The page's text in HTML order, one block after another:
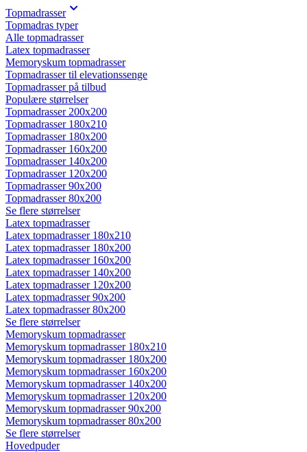
Topmadrasser
Topmadras typer
Alle topmadrasser
Latex topmadrasser
Memoryskum topmadrasser
Topmadrasser til elevationssenge
Topmadrasser på tilbud
Populære størrelser
Topmadrasser 200x200
Topmadrasser 180x210
Topmadrasser 180x200
Topmadrasser 160x200
Topmadrasser 140x200
Topmadrasser 120x200
Topmadrasser 90x200
Topmadrasser 80x200
Se flere størrelser
Latex topmadrasser
Latex topmadrasser 180x210
Latex topmadrasser 180x200
Latex topmadrasser 160x200
Latex topmadrasser 140x200
Latex topmadrasser 120x200
Latex topmadrasser 90x200
Latex topmadrasser 80x200
Se flere størrelser
Memoryskum topmadrasser
Memoryskum topmadrasser 180x210
Memoryskum topmadrasser 180x200
Memoryskum topmadrasser 160x200
Memoryskum topmadrasser 140x200
Memoryskum topmadrasser 120x200
Memoryskum topmadrasser 90x200
Memoryskum topmadrasser 80x200
Se flere størrelser
Hovedpuder